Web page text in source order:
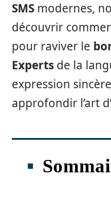
SMS modernes,
découvrir
pour raviver le
Experts de la
expression
approfondir l’art